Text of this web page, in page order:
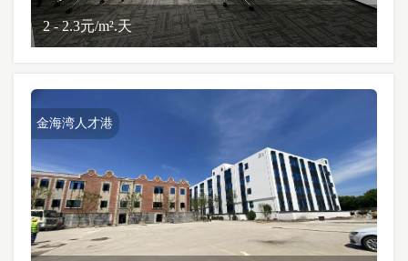
2 - 2.3元/m².天
金海湾人才港